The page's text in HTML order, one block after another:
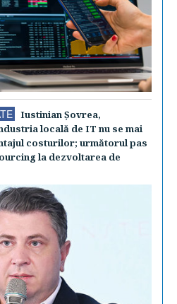
Iustinian Şovrea,
locală de IT nu se mai
costurilor; următorul pas
la dezvoltarea de